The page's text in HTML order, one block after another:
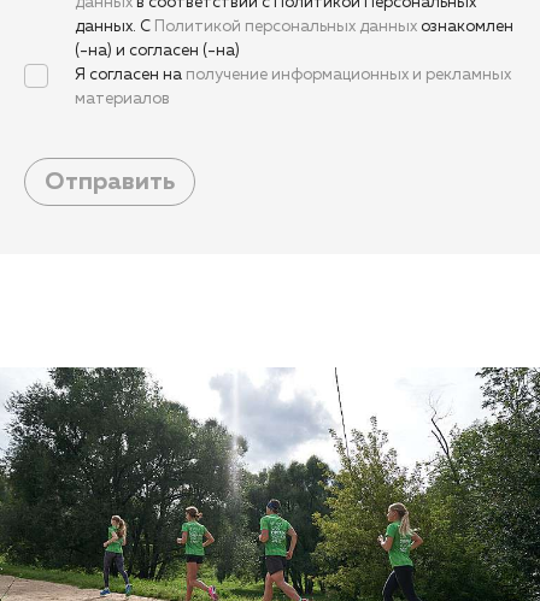
данных. С
Политикой персональных данных ознакомлен
(-на) и согласен (-на)
Я согласен на получение информационных и рекламных
материалов
Отправить